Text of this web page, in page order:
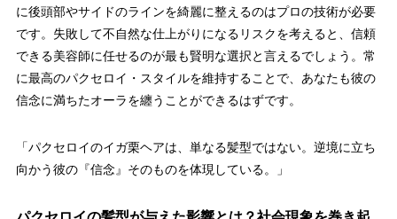
に後頭部やサイドのラインを綺麗に整えるのはプロの技術が必要
です。失敗して不自然な仕上がりになるリスクを考えると、信頼
できる美容師に任せるのが最も賢明な選択と言えるでしょう。常
に最高のパクセロイ・スタイルを維持することで、あなたも彼の
信念に満ちたオーラを纏うことができるはずです。
「パクセロイのイガ栗ヘアは、単なる髪型ではない。逆境に立ち
向かう彼の『信念』そのものを体現している。」